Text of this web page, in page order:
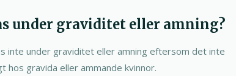
under graviditet eller amning?
inte under graviditet eller amning eftersom det inte
hos gravida eller ammande kvinnor.